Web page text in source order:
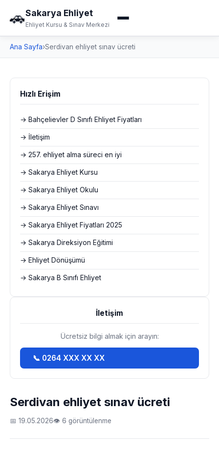
🚗Sakarya Ehliyet
Ehliyet Kursu & Sınav Merkezi
Ana Sayfa›Serdivan ehliyet sınav ücreti
Serdivan ehliyet sınav ücreti
📅 19.05.2026👁 6 görüntülenme
Hızlı Erişim
→ Bahçelievler D Sınıfı Ehliyet Fiyatları
→ İletişim
→ 257. ehliyet alma süreci en iyi
→ Sakarya Ehliyet Kursu
→ Sakarya Ehliyet Okulu
→ Sakarya Ehliyet Sınavı
→ Sakarya Ehliyet Fiyatları 2025
→ Sakarya Direksiyon Eğitimi
→ Ehliyet Dönüşümü
→ Sakarya B Sınıfı Ehliyet
İletişim
Ücretsiz bilgi almak için arayın:
📞 0264 XXX XX XX